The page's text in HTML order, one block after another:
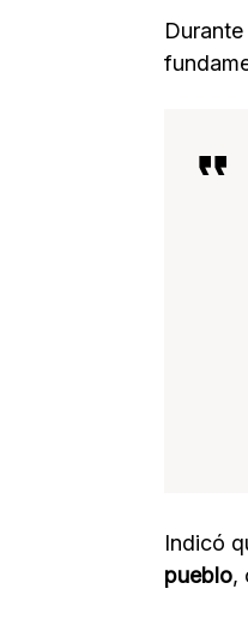
Durante
Indicó
pueblo,